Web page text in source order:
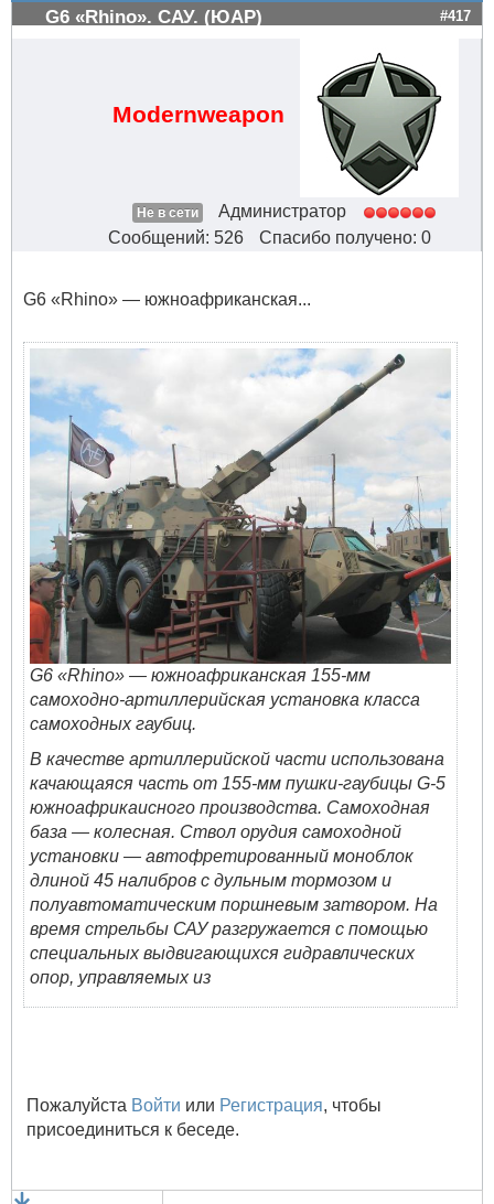
G6 «Rhino». САУ. (ЮАР) #417
Modernweapon
Не в сети
Администратор
Сообщений: 526
Спасибо получено: 0
G6 «Rhino» — южноафриканская...
G6 «Rhino» — южноафриканская 155-мм
самоходно-артиллерийская установка класса
самоходных гаубиц.
В качестве артиллерийской части использована
качающаяся часть от 155-мм пушки-гаубицы G-5
южноафрикаисного производства. Самоходная
база — колесная. Ствол орудия самоходной
установки — автофретированный моноблок
длиной 45 налибров с дульным тормозом и
полуавтоматическим поршневым затвором. На
время стрельбы САУ разгружается с помощью
специальных выдвигающихся гидравлических
опор, управляемых из
Пожалуйста Войти или Регистрация, чтобы
присоединиться к беседе.